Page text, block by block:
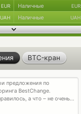
EUR Наличные EUR
UAH Наличные UAH
BTC-кран